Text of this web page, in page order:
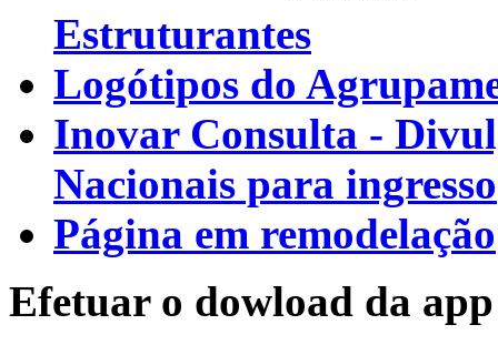
Estruturantes
Logótipos do
Inovar Consulta -
Nacionais para ingresso
Página em remodelação
Efetuar o dowload da